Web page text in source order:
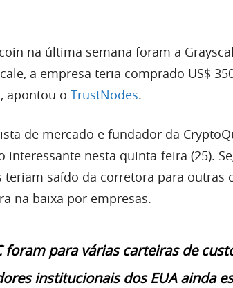
na última semana foram a
a empresa teria comprado US$
apontou o TrustNodes.
de mercado e fundador da
nesta quinta-feira (25).
saído da corretora para outras
na baixa por empresas.
foram para várias carteiras de
institucionais dos EUA ainda